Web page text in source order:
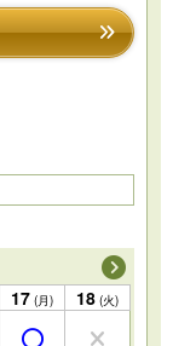
17 (月) 18 (火)